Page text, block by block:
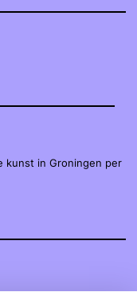
kunst in Groningen per